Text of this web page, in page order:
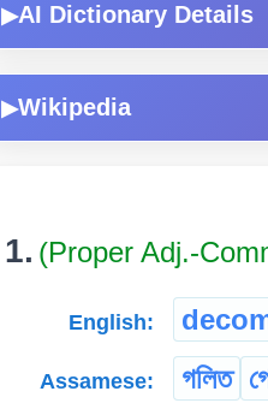
▶AI Dictionary Details
▶Wikipedia
1. (Proper Adj.-
English:
Assamese: গলিত